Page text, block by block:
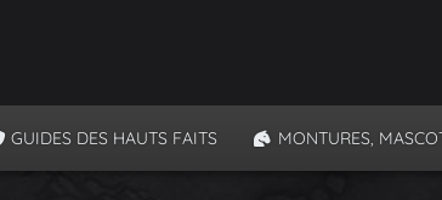
GUIDES DES HAUTS FAITS MONTURES,